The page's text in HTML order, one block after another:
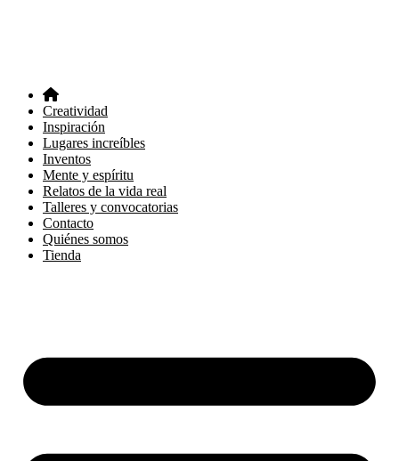
Creatividad
Inspiración
Lugares increíbles
Inventos
Mente y espíritu
Relatos de la vida real
Talleres y convocatorias
Contacto
Quiénes somos
Tienda